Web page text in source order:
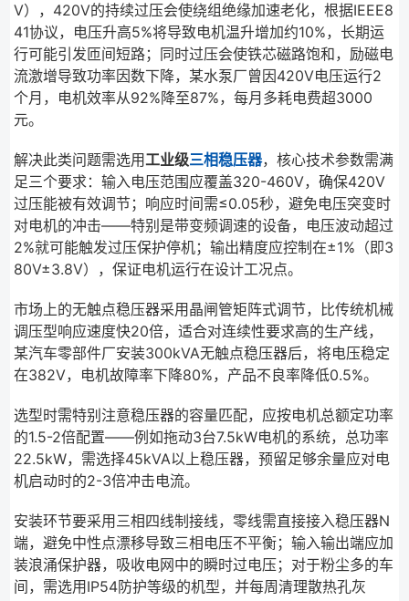
V），420V的持续过压会使绕组绝缘加速老化，根据IEEE8
41协议，电压升高5%将导致电机温升增加约10%，长期运
行可能引发匝间短路；同时过压会使铁芯磁路饱和，励磁电
流激增导致功率因数下降，某水泵厂曾因420V电压运行2
个月，电机效率从92%降至87%，每月多耗电费超3000
元。
解决此类问题需选用工业级三相稳压器，核心技术参数需满
足三个要求：输入电压范围应覆盖320-460V，确保420V
过压能被有效调节；响应时间需≤0.05秒，避免电压突变时
对电机的冲击——特别是带变频调速的设备，电压波动超过
2%就可能触发过压保护停机；输出精度应控制在±1%（即3
80V±3.8V），保证电机运行在设计工况点。
市场上的无触点稳压器采用晶闸管矩阵式调节，比传统机械
调压型响应速度快20倍，适合对连续性要求高的生产线，
某汽车零部件厂安装300kVA无触点稳压器后，将电压稳定
在382V，电机故障率下降80%，产品不良率降低0.5%。
选型时需特别注意稳压器的容量匹配，应按电机总额定功率
的1.5-2倍配置——例如拖动3台7.5kW电机的系统，总功率
22.5kW，需选择45kVA以上稳压器，预留足够余量应对电
机启动时的2-3倍冲击电流。
安装环节要采用三相四线制接线，零线需直接接入稳压器N
端，避免中性点漂移导致三相电压不平衡；输入输出端应加
装浪涌保护器，吸收电网中的瞬时过电压；对于粉尘多的车
间，需选用IP54防护等级的机型，并每周清理散热孔灰